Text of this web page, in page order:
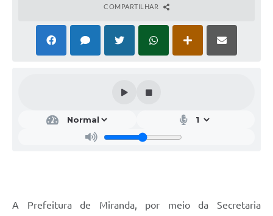
COMPARTILHAR
A Prefeitura de Miranda, por meio da Secretaria